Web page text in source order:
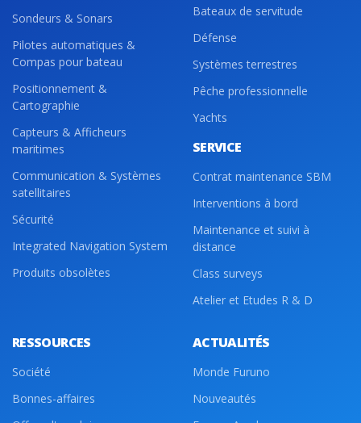
Sondeurs & Sonars
Pilotes automatiques &
Compas pour bateau
Positionnement &
Cartographie
Capteurs & Afficheurs
maritimes
Communication & Systèmes
satellitaires
Sécurité
Integrated Navigation System
Produits obsolètes
Bateaux de servitude
Défense
Systèmes terrestres
Pêche professionnelle
Yachts
SERVICE
Contrat maintenance SBM
Interventions à bord
Maintenance et suivi à
distance
Class surveys
Atelier et Etudes R & D
RESSOURCES
Société
Bonnes-affaires
ACTUALITÉS
Monde Furuno
Nouveautés